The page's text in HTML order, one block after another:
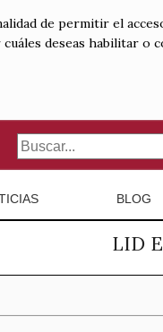
de permitir el
deseas habilitar
BLOG
LID